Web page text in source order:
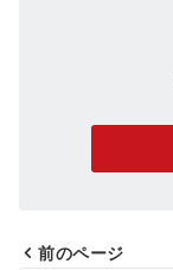
前のページ